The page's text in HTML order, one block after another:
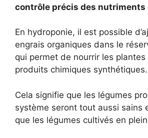
contrôle précis des nutriments
En hydroponie, il est possible
engrais organiques dans le
qui permet de nourrir les
produits chimiques synthétiques.
Cela signifie que les légumes
système seront tout aussi sains
que les légumes cultivés en